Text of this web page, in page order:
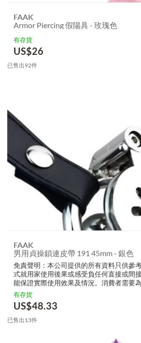
FAAK
Armor Piercing 假陽具 - 玫瑰色
有存貨
US$26
已售出92件
FAAK
男用貞操鎖連皮帶 191 45mm - 銀色
免責聲明：本公司提供的所有資料只供參
式就用家使用後果或感受負任何直接或間
能保證實際使用效果及情況。消費者需要
生產商無需要以任何方式為任何直接或間
的損毀，受傷或者任何傷害。
有存貨
US$48.33
已售出13件